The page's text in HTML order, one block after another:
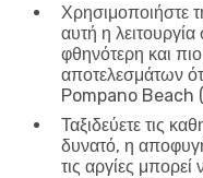
Χρησιμοποιήστε
αυτή η λειτουργία
φθηνότερη και
αποτελεσμάτων
Pompano Beach
Ταξιδεύετε τις
δυνατό, η
τις αργίες